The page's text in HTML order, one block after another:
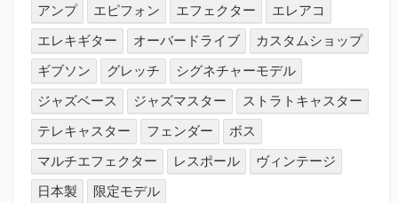
アンプ
エピフォン エフェクター
エレアコ
エレキギター
オーバードライブ
カスタムショップ
ギブソン
グレッチ
シグネチャーモデル
ジャズベース
ジャズマスター
ストラトキャスター
テレキャスター
フェンダー
ボス
マルチエフェクター
レスポール
ヴィンテージ
日本製
限定モデル